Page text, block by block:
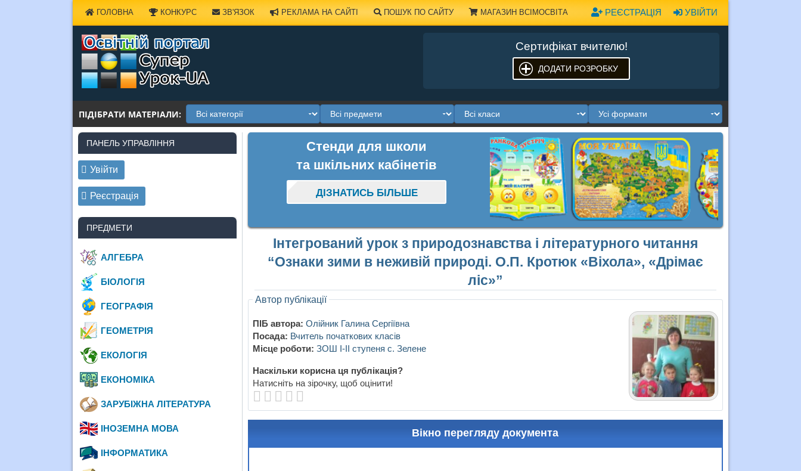
УВІЙТИ
РЕЄСТРАЦІЯ
ГОЛОВНА КОНКУРС ЗВ'ЯЗОК РЕКЛАМА НА САЙТІ ПОШУК ПО САЙТУ МАГАЗИН ВСІМОСВІТА
Сертифікат вчителю!
ДОДАТИ РОЗРОБКУ
ПІДІБРАТИ МАТЕРІАЛИ:
Стенди для школи
та шкільних кабінетів
ДІЗНАТИСЬ БІЛЬШЕ
Інтегрований урок з природознавства і літературного читання
“Ознаки зими в неживій природі. О.П. Кротюк «Віхола», «Дрімає
ліс»”
Автор публікації
ПІБ автора: Олійник Галина Сергіївна
Посада: Вчитель початкових класів
Місце роботи: ЗОШ І-ІІ ступеня с. Зелене
Наскільки корисна ця публікація?
Натисніть на зірочку, щоб оцінити!
Вікно перегляду документа
ПАНЕЛЬ УПРАВЛІННЯ
Увійти
Реєстрація
ПРЕДМЕТИ
АЛГЕБРА
БІОЛОГІЯ
ГЕОГРАФІЯ
ГЕОМЕТРІЯ
ЕКОЛОГІЯ
ЕКОНОМІКА
ЗАРУБІЖНА ЛІТЕРАТУРА
ІНОЗЕМНА МОВА
ІНФОРМАТИКА